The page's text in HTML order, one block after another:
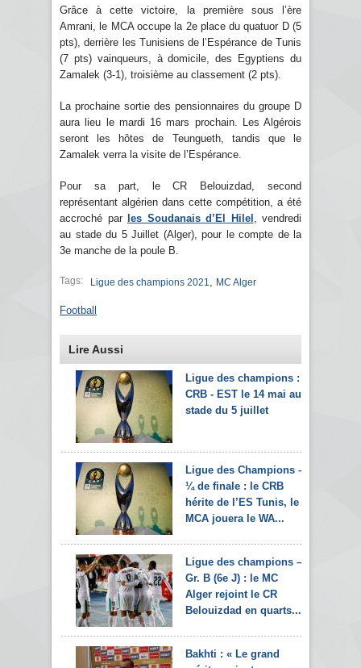
Grâce à cette victoire, la première sous l’ère
Amrani, le MCA occupe la 2e place du quatuor D (5
pts), derrière les Tunisiens de l’Espérance de Tunis
(7 pts) vainqueurs, à domicile, des Egyptiens du
Zamalek (3-1), troisième au classement (2 pts).
La prochaine sortie des pensionnaires du groupe D
aura lieu le mardi 16 mars prochain. Les Algérois
seront les hôtes de Teungueth, tandis que le
Zamalek verra la visite de l’Espérance.
Pour sa part, le CR Belouizdad, second
représentant algérien dans cette compétition, a été
accroché par les Soudanais d’El Hilel , vendredi
au stade du 5 Juillet (Alger), pour le compte de la
3e manche de la poule B.
Tags: Ligue des champions 2021 MC Alger
Football
Lire Aussi
Ligue des champions :
CRB - EST le 14 mai au
stade du 5 juillet
Ligue des Champions –
¼ de finale : le CRB
hérite de l’ES Tunis, le
MCA jouera le WA...
Ligue des champions –
Gr. B (6e J) : le MC
Alger rejoint le CR
Belouizdad en quarts...
Bakhti : « Le grand